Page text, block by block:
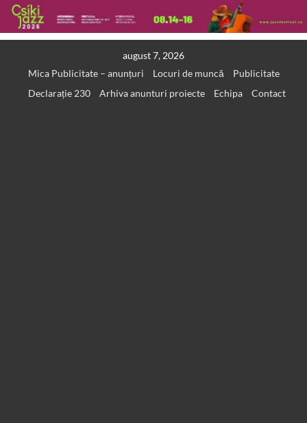
august 7, 2026
Mica Publicitate – anunțuri
Locuri de muncă
Publicitate
Declarație 230
Arhiva anunturi proiecte Echipa Contact